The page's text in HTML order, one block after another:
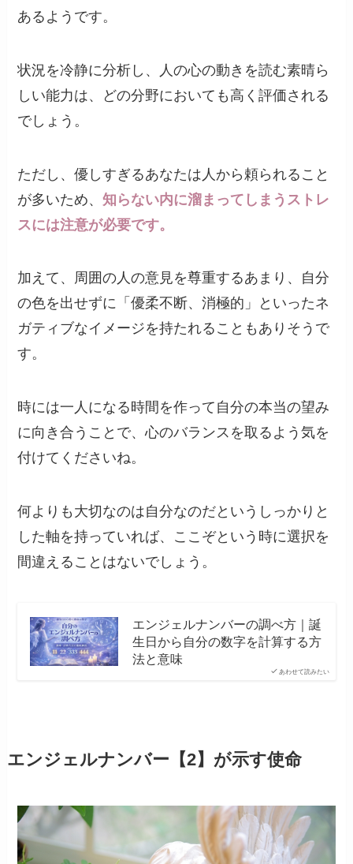
あるようです。
状況を冷静に分析し、人の心の動きを読む素晴ら
しい能力は、どの分野においても高く評価される
でしょう。
ただし、優しすぎるあなたは人から頼られること
が多いため、知らない内に溜まってしまうストレ
スには注意が必要です。
加えて、周囲の人の意見を尊重するあまり、自分
の色を出せずに「優柔不断、消極的」といったネ
ガティブなイメージを持たれることもありそうで
す。
時には一人になる時間を作って自分の本当の望み
に向き合うことで、心のバランスを取るよう気を
付けてくださいね。
何よりも大切なのは自分なのだというしっかりと
した軸を持っていれば、ここぞという時に選択を
間違えることはないでしょう。
あわせて読みたい
エンジェルナンバーの調べ方｜誕
生日から自分の数字を計算する方
法と意味
エンジェルナンバー【2】が示す使命